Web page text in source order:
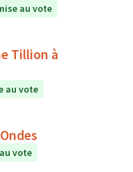
au vote
Tillion à
au vote
vote